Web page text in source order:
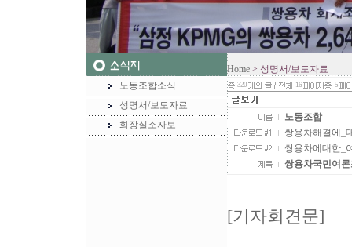
노동조합소식
성명서/보도자료
화장실소자보
Home > 성명서/보도자료
320 16 5
노동조합
쌍용차해결에_
쌍용차에대한_
쌍용차국민여
[기자회견문]